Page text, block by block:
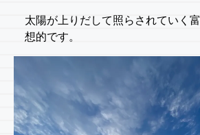
太陽が上りだして照らされていく
想的です。